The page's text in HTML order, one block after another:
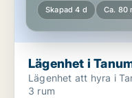
Skapad 4 d Ca. 80
Lägenhet i
Lägenhet att hyra i Tanum,
3 rum